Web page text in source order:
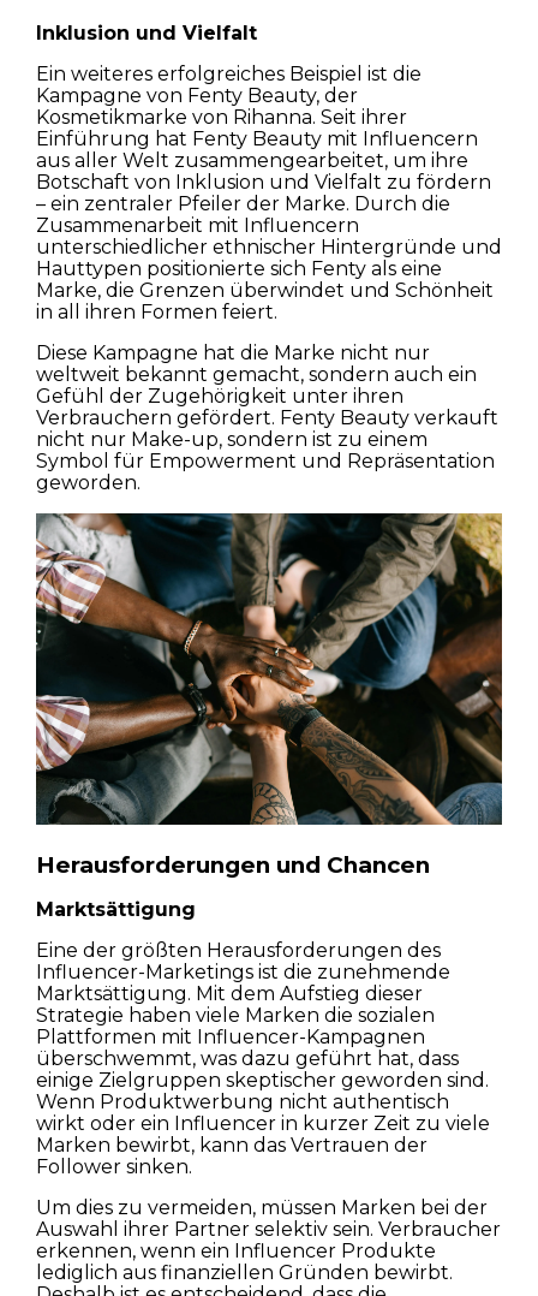
Häuser
Wohnungen
Straßen
Natur
Spots
Inklusion und Vielfalt
Ein weiteres erfolgreiches Beispiel ist die
Kampagne von Fenty Beauty, der
Kosmetikmarke von Rihanna. Seit ihrer
Einführung hat Fenty Beauty mit Influencern
aus aller Welt zusammengearbeitet, um ihre
Botschaft von Inklusion und Vielfalt zu fördern
– ein zentraler Pfeiler der Marke. Durch die
Zusammenarbeit mit Influencern
unterschiedlicher ethnischer Hintergründe und
Hauttypen positionierte sich Fenty als eine
Marke, die Grenzen überwindet und Schönheit
in all ihren Formen feiert.
Diese Kampagne hat die Marke nicht nur
weltweit bekannt gemacht, sondern auch ein
Gefühl der Zugehörigkeit unter ihren
Verbrauchern gefördert. Fenty Beauty verkauft
nicht nur Make-up, sondern ist zu einem
Symbol für Empowerment und Repräsentation
geworden.
Herausforderungen und Chancen
Marktsättigung
Eine der größten Herausforderungen des
Influencer-Marketings ist die zunehmende
Marktsättigung. Mit dem Aufstieg dieser
Strategie haben viele Marken die sozialen
Plattformen mit Influencer-Kampagnen
überschwemmt, was dazu geführt hat, dass
einige Zielgruppen skeptischer geworden sind.
Wenn Produktwerbung nicht authentisch
wirkt oder ein Influencer in kurzer Zeit zu viele
Marken bewirbt, kann das Vertrauen der
Follower sinken.
Um dies zu vermeiden, müssen Marken bei der
Auswahl ihrer Partner selektiv sein. Verbraucher
erkennen, wenn ein Influencer Produkte
lediglich aus finanziellen Gründen bewirbt.